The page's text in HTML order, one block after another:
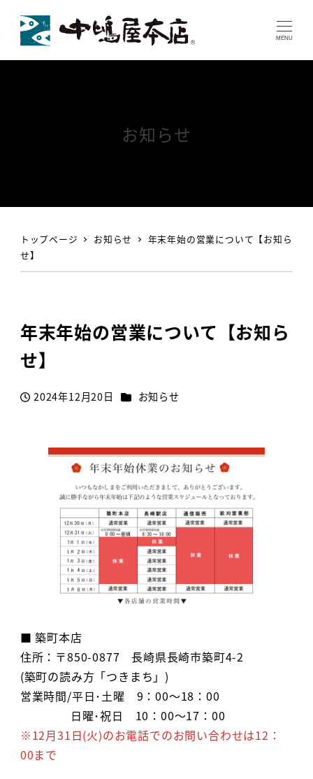
MENU
トップページ お知らせ
年末年始の営業について【お知ら
せ】
年末年始の営業について【お知ら
せ】
投稿日
2024年12月20日 カテゴリー
お知らせ
■ 築町本店
住所：〒850-0877 長崎県長崎市築町4-2
(築町の読み方「つきまち」)
営業時間/平日･土曜 9：00～18：00
日曜･祝日 10：00～17：00
※12月31日(火)のお電話でのお問い合わせは12：
00まで
お知らせ